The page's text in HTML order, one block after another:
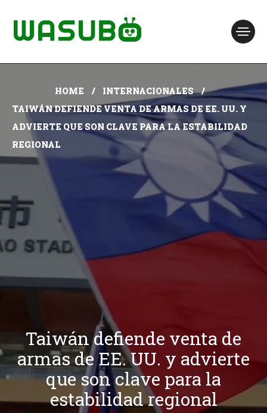
HOME
INTERNACIONALES
TAIWÁN DEFIENDE VENTA DE ARMAS DE EE. UU. Y
ADVIERTE QUE SON CLAVE PARA LA ESTABILIDAD
REGIONAL
Taiwán defiende venta de
armas de EE. UU. y advierte
que son clave para la
estabilidad regional